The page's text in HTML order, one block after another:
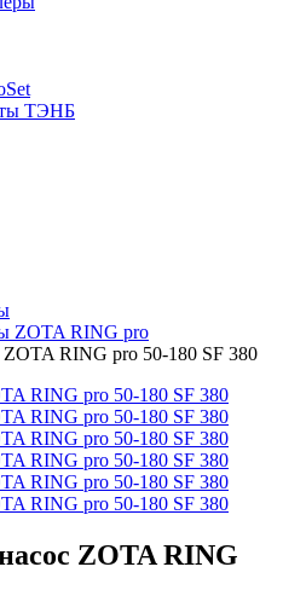
ТЭНБ
ZOTA RING pro
RING pro 50-180 SF 380
ZOTA RING